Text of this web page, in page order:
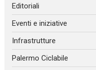
Editoriali
Eventi e iniziative
Infrastrutture
Palermo Ciclabile